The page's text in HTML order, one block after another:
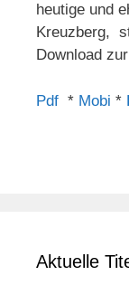
heutige und
Kreuzberg,
Download
Pdf * Mobi *
Aktuelle